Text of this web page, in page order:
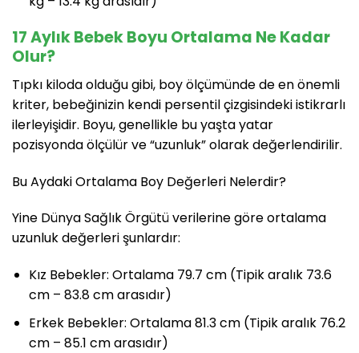
17 Aylık Bebek Boyu Ortalama Ne Kadar
Olur?
Tıpkı kiloda olduğu gibi, boy ölçümünde de en önemli
kriter, bebeğinizin kendi persentil çizgisindeki istikrarlı
ilerleyişidir. Boyu, genellikle bu yaşta yatar
pozisyonda ölçülür ve “uzunluk” olarak değerlendirilir.
Bu Aydaki Ortalama Boy Değerleri Nelerdir?
Yine Dünya Sağlık Örgütü verilerine göre ortalama
uzunluk değerleri şunlardır:
Kız Bebekler: Ortalama 79.7 cm (Tipik aralık 73.6
cm – 83.8 cm arasıdır)
Erkek Bebekler: Ortalama 81.3 cm (Tipik aralık 76.2
cm – 85.1 cm arasıdır)